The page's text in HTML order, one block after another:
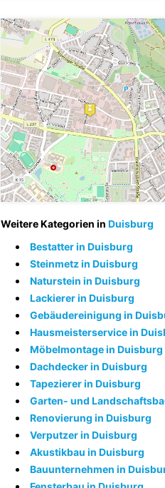
Weitere Kategorien in Duisburg
Bestatter in Duisburg
Steinmetz in Duisburg
Naturstein in Duisburg
Lackierer in Duisburg
Gebäudereinigung in
Hausmeisterservice in
Möbelmontage in Duisburg
Dachdecker in Duisburg
Tapezierer in Duisburg
Garten- und
Renovierung in Duisburg
Verputzer in Duisburg
Akustikbau in Duisburg
Bauunternehmen in